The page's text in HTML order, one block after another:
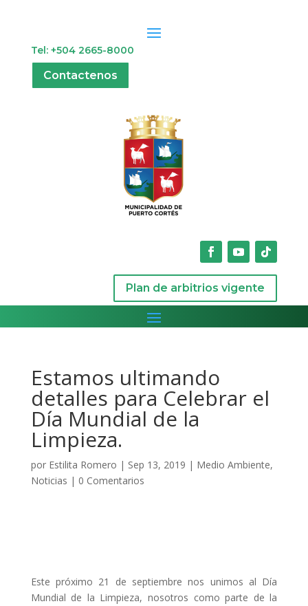
Tel: +504 2665-8000
Contactenos
Plan de arbitrios vigente
Estamos ultimando
detalles para Celebrar el
Día Mundial de la
Limpieza.
por Estilita Romero | Sep 13, 2019 | Medio Ambiente,
Noticias | 0 Comentarios
Este próximo 21 de septiembre nos unimos al Día
Mundial de la Limpieza, nosotros como parte de la